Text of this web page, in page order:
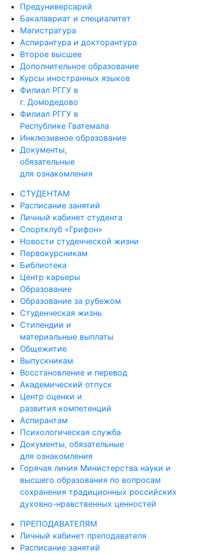
Предуниверсарий
Бакалавриат и специалитет
Магистратура
Аспирантура и докторантура
Второе высшее
Дополнительное образование
Курсы иностранных языков
Филиал РГГУ в
г. Домодедово
Филиал РГГУ в
Республике Гватемала
Инклюзивное образование
Документы,
обязательные
для ознакомления
СТУДЕНТАМ
Расписание занятий
Личный кабинет студента
Спортклуб «Грифон»
Новости студенческой жизни
Первокурсникам
Библиотека
Центр карьеры
Образование
Образование за рубежом
Студенческая жизнь
Стипендии и
материальные выплаты
Общежитие
Выпускникам
Восстановление и перевод
Академический отпуск
Центр оценки и
развития компетенций
Аспирантам
Психологическая служба
Документы, обязательные
для ознакомления
Горячая линия Министерства науки и
высшего образования по вопросам
сохранения традиционных российских
духовно-нравственных ценностей
ПРЕПОДАВАТЕЛЯМ
Личный кабинет преподавателя
Расписание занятий